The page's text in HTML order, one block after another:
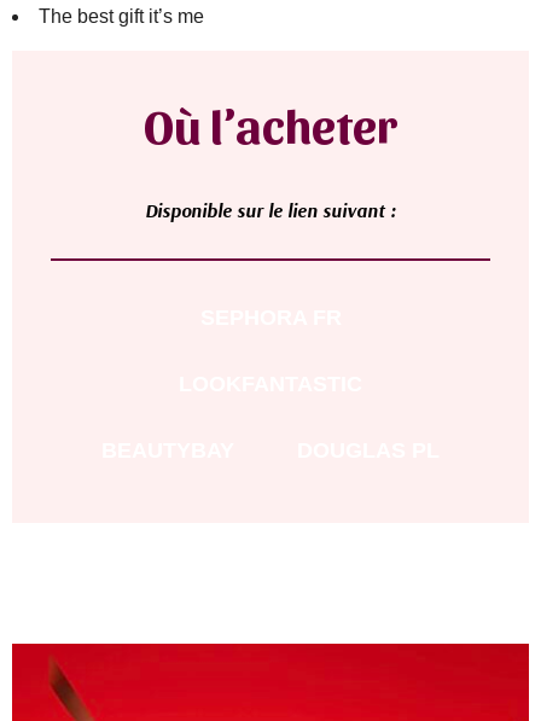
The best gift it’s me
Où l’acheter
Disponible sur le lien suivant :